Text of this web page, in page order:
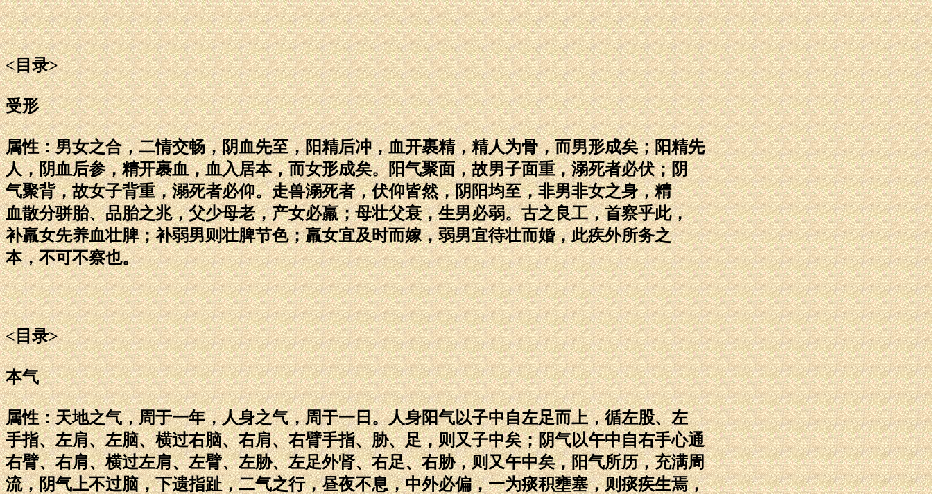
<目录>
受形
属性：男女之合，二情交畅，阴血先至，阳精后冲，血开裹精，精人为骨，而男形成矣；阳精先
人，阴血后参，精开裹血，血入居本，而女形成矣。阳气聚面，故男子面重，溺死者必伏；阴
气聚背，故女子背重，溺死者必仰。走兽溺死者，伏仰皆然，阴阳均至，非男非女之身，精
血散分骈胎、品胎之兆，父少母老，产女必羸；母壮父衰，生男必弱。古之良工，首察乎此，
补羸女先养血壮脾；补弱男则壮脾节色；羸女宜及时而嫁，弱男宜待壮而婚，此疾外所务之
本，不可不察也。
<目录>
本气
属性：天地之气，周于一年，人身之气，周于一日。人身阳气以子中自左足而上，循左股、左
手指、左肩、左脑、横过右脑、右肩、右臂手指、胁、足，则又子中矣；阴气以午中自右手心通
右臂、右肩、横过左肩、左臂、左胁、左足外肾、右足、右胁，则又午中矣，阳气所历，充满周
流，阴气上不过脑，下遗指趾，二气之行，昼夜不息，中外必偏，一为痰积壅塞，则痰疾生焉，